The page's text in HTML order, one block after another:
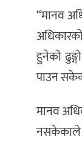
“मानव
हुनेको
पाउन
मानव
नसकेकाले